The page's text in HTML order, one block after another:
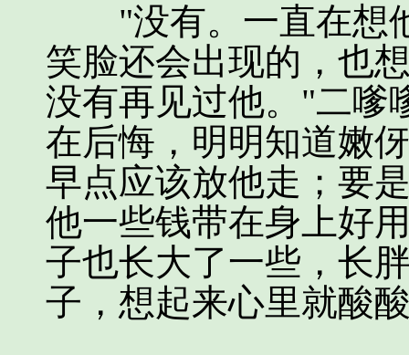
"没有。一直在想他
笑脸还会出现的，也
没有再见过他。"二嗲
在后悔，明明知道嫩
早点应该放他走；要
他一些钱带在身上好
子也长大了一些，长
子，想起来心里就酸